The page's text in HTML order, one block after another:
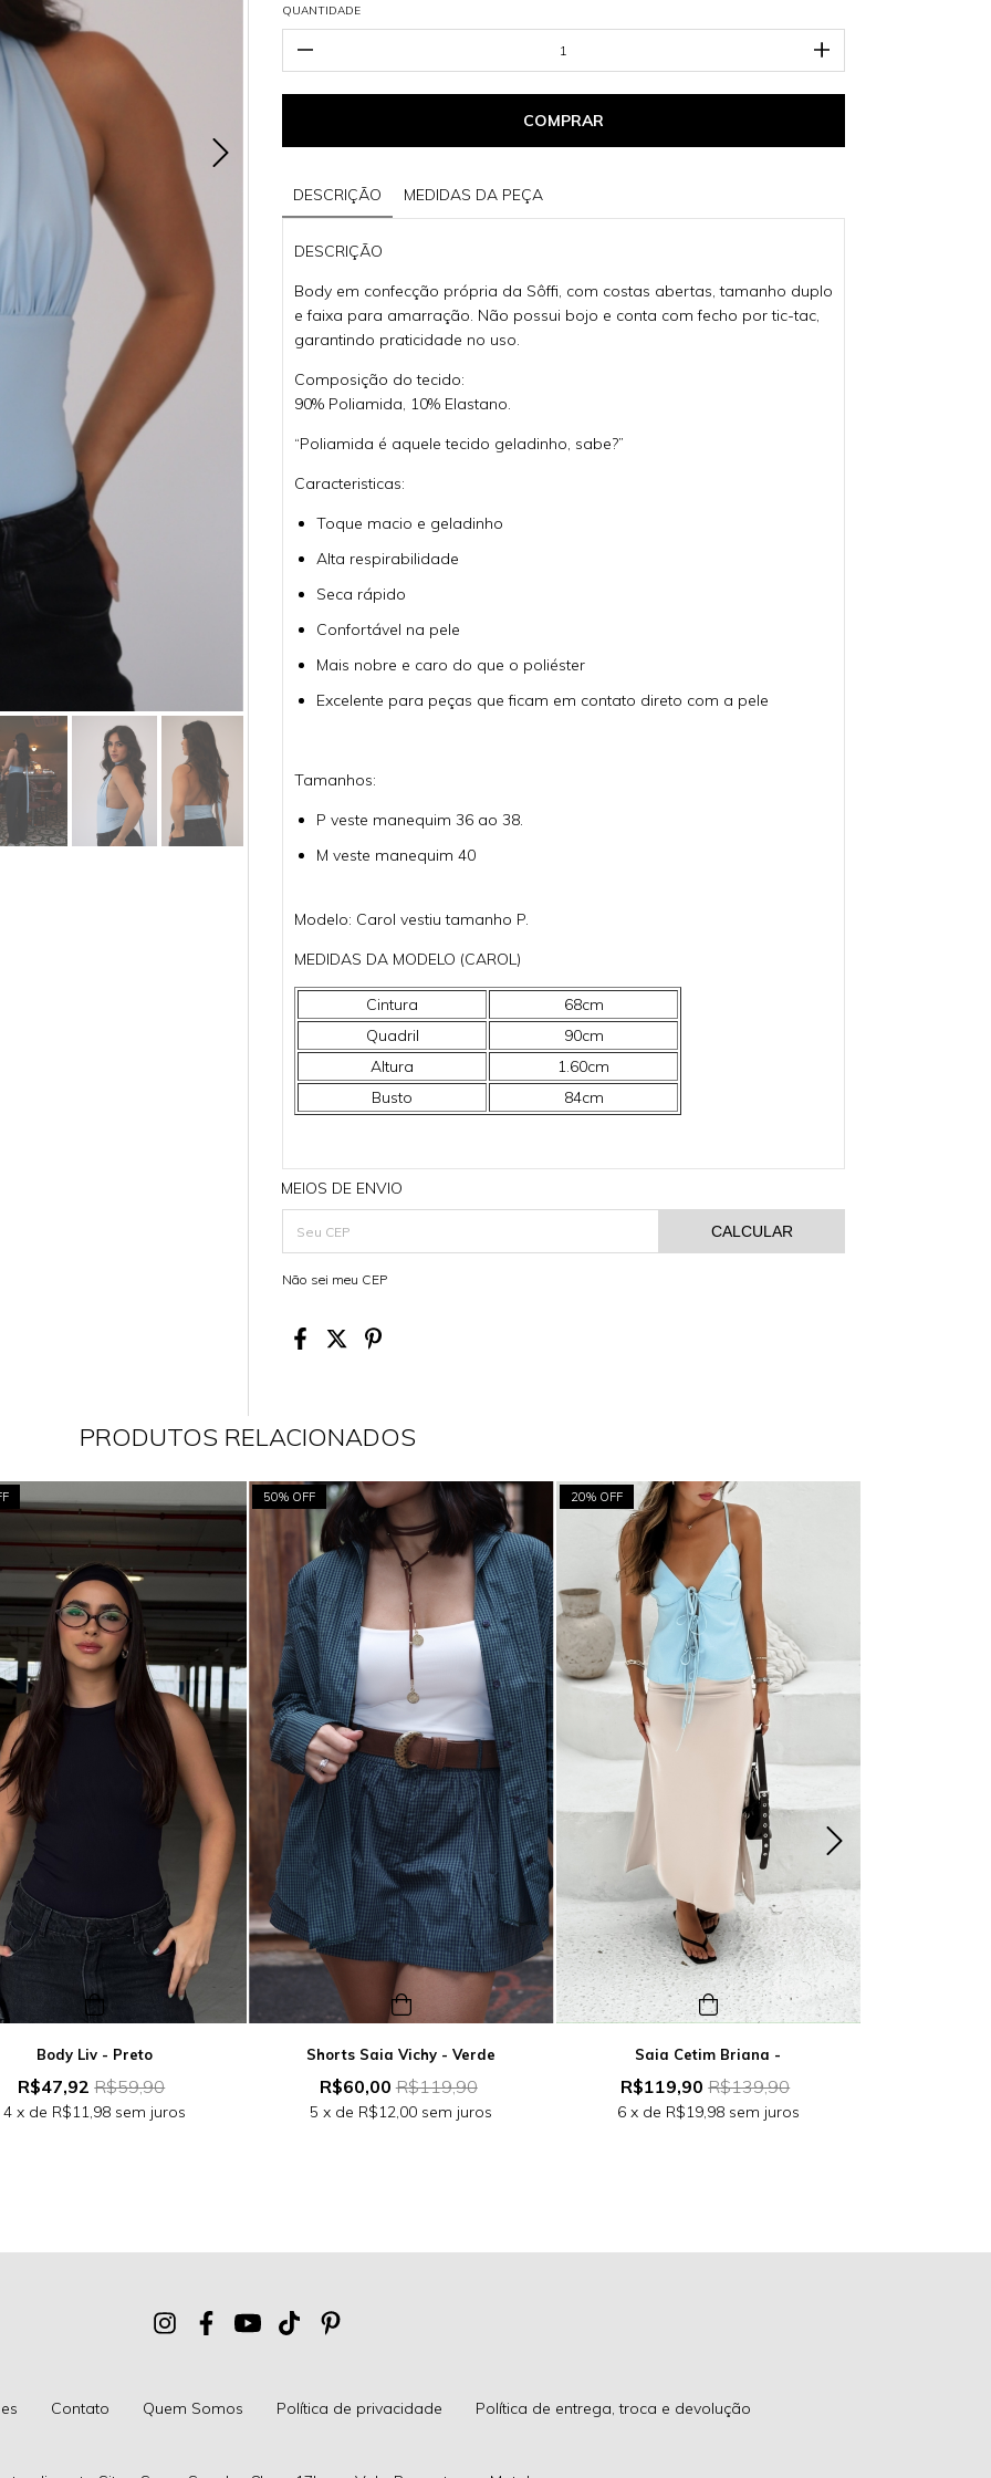
QUANTIDADE
DESCRIÇÃO MEDIDAS DA PEÇA
DESCRIÇÃO
Body em confecção própria da Sôffi, com costas abertas, tamanho duplo
e faixa para amarração. Não possui bojo e conta com fecho por tic-tac,
garantindo praticidade no uso.
Composição do tecido:
90% Poliamida, 10% Elastano.
“Poliamida é aquele tecido geladinho, sabe?”
Caracteristicas:
Toque macio e geladinho
Alta respirabilidade
Seca rápido
Confortável na pele
Mais nobre e caro do que o poliéster
Excelente para peças que ficam em contato direto com a pele
Tamanhos:
P veste manequim 36 ao 38.
M veste manequim 40
Modelo: Carol vestiu tamanho P.
MEDIDAS DA MODELO (CAROL)
Cintura
68cm
Quadril
90cm
Altura
1.60cm
Busto
84cm
MEIOS DE ENVIO
CALCULAR
Não sei meu CEP
PRODUTOS RELACIONADOS
Body Liv - Preto
R$47,92R$59,90
4x de R$11,98sem juros
50% OFF
Shorts Saia Vichy - Verde
R$60,00R$119,90
5 x de R$12,00 sem juros
20% OFF
Saia Cetim Briana -
R$119,90R$139,90
6x de R$19,98sem juros
Contato Quem Somos Política de privacidade Política de entrega, troca e devolução